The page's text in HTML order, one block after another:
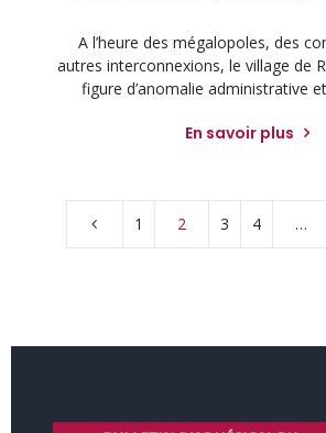
A l’heure des mégalopoles, des
autres interconnexions, le village de
figure d’anomalie administrative
En savoir plus
1 2 3 4 …